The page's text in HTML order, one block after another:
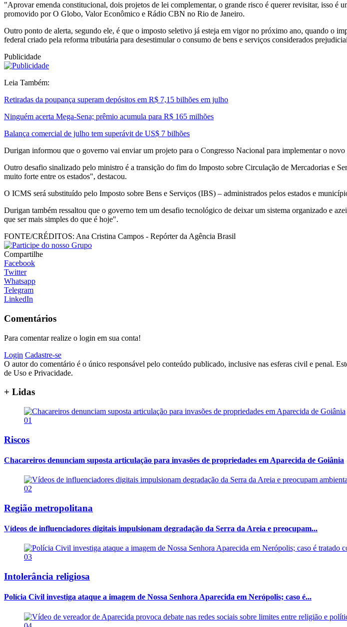
"Aprovar emenda constitucional, dois projetos de lei complementar, o grande risco é querer revisitar, isso
promovido por O Globo, Valor Econômico e Rádio CBN no Rio de Janeiro.
Outro ponto de alerta, segundo ele, é que o imposto seletivo já esteja em vigor no próximo ano, quando o
federal criado pela reforma tributária para desestimular o consumo de bens e serviços considerados
Publicidade
Leia Também:
Retiradas da poupança superam depósitos em R$ 7,15 bilhões em julho
Ninguém acerta Mega-Sena; prêmio acumula para R$ 165 milhões
Balança comercial de julho tem superávit de US$ 7 bilhões
Durigan informou que o governo vai enviar um projeto para o Congresso Nacional para implementar o novo
Outro desafio sinalizado pelo ministro é a transição do fim do Imposto sobre Circulação de Mercadorias e
muito forte entre os estados", destacou.
O ICMS será substituído pelo Imposto sobre Bens e Serviços (IBS) – administrados pelos estados e
Durigan também ressaltou que o governo tem um desafio tecnológico de deixar um sistema organizado e
que ser mais simples do que é hoje".
FONTE/CRÉDITOS: Ana Cristina Campos - Repórter da Agência Brasil
Compartilhe
Facebook
Twitter
Whatsapp
Telegram
LinkedIn
Comentários
Para comentar realize o login em sua conta!
Login Cadastre-se
O autor do comentário é o único responsável pelo conteúdo publicado, inclusive nas esferas civil e penal.
de Uso e Privacidade.
+ Lidas
01
Riscos
Chacareiros denunciam suposta articulação para invasões de propriedades em Aparecida de Goiânia
02
Região metropolitana
Vídeos de influenciadores digitais impulsionam degradação da Serra da Areia e preocupam...
03
Intolerância religiosa
Polícia Civil investiga ataque a imagem de Nossa Senhora Aparecida em Nerópolis; caso é...